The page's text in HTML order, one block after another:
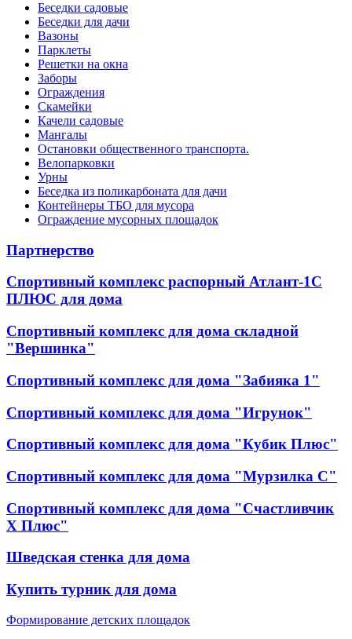
Беседки садовые
Беседки для дачи
Вазоны
Парклеты
Решетки на окна
Заборы
Ограждения
Скамейки
Качели садовые
Мангалы
Остановки общественного транспорта.
Велопарковки
Урны
Беседка из поликарбоната для дачи
Контейнеры ТБО для мусора
Ограждение мусорных площадок
Партнерство
Спортивный комплекс распорный Атлант-1С
ПЛЮС для дома
Спортивный комплекс для дома складной
"Вершинка"
Спортивный комплекс для дома "Забияка 1"
Спортивный комплекс для дома "Игрунок"
Спортивный комплекс для дома "Кубик Плюс"
Спортивный комплекс для дома "Мурзилка С"
Спортивный комплекс для дома "Счастливчик
Х Плюс"
Шведская стенка для дома
Купить турник для дома
Формирование детских площадок